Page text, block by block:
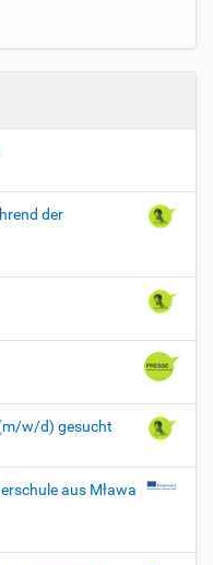
der
w/d) gesucht
aus Mława